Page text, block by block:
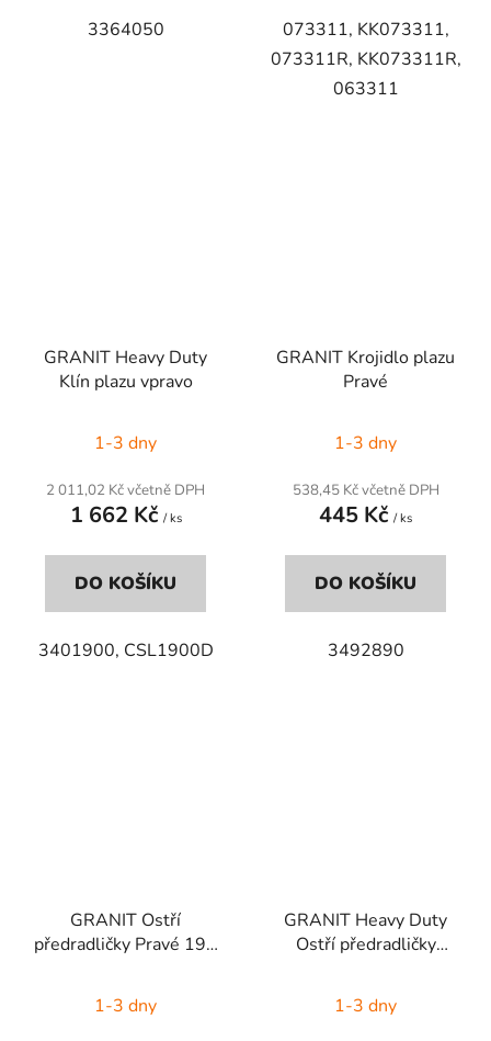
3364050
073311, KK073311,
073311R, KK073311R,
063311
GRANIT Heavy Duty
Klín plazu vpravo
1-3 dny
2 011,02 Kč včetně DPH
1 662 Kč / ks
DO KOŠÍKU
3401900, CSL1900D
GRANIT Krojidlo plazu
Pravé
1-3 dny
538,45 Kč včetně DPH
445 Kč / ks
DO KOŠÍKU
3492890
GRANIT Ostří
předradličky Pravé 193
1-3 dny
GRANIT Heavy Duty
Ostří předradličky
1-3 dny